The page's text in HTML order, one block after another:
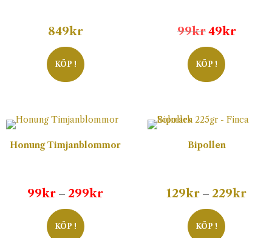
849kr
KÖP !
99kr Det
priset
var:
49krDet
KÖP !
Honung Timjanblommor
99kr – 299krPrisintervall:
KÖP !
Bipollen
129kr – 229kr
KÖP !